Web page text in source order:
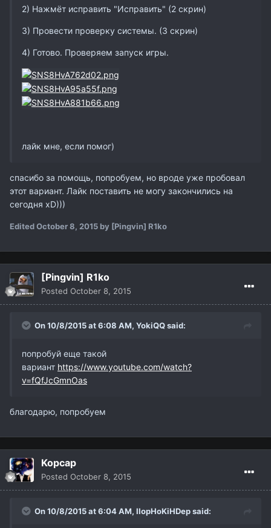
2) Нажмёт исправить "Исправить" (2 скрин)
3) Провести проверку системы. (3 скрин)
4) Готово. Проверяем запуск игры.
лайк мне, если помог)
спасибо за помощь, попробуем, но вроде уже пробовал
этот вариант. Лайк поставить не могу закончились на
сегодня xD)))
EditedOctober 8, 2015 by [Pingvin] R1ko
[Pingvin] R1ko
Posted October 8, 2015
On 10/8/2015 at 6:08 AM, YokiQQsaid:
попробуй еще такой
вариант https://www.youtube.com/watch?
v=fQfJcGmnOas
благодарю, попробуем
Kopcap
Posted October 8, 2015
On 10/8/2015 at 6:04 AM, IIopHoKiHDepsaid: